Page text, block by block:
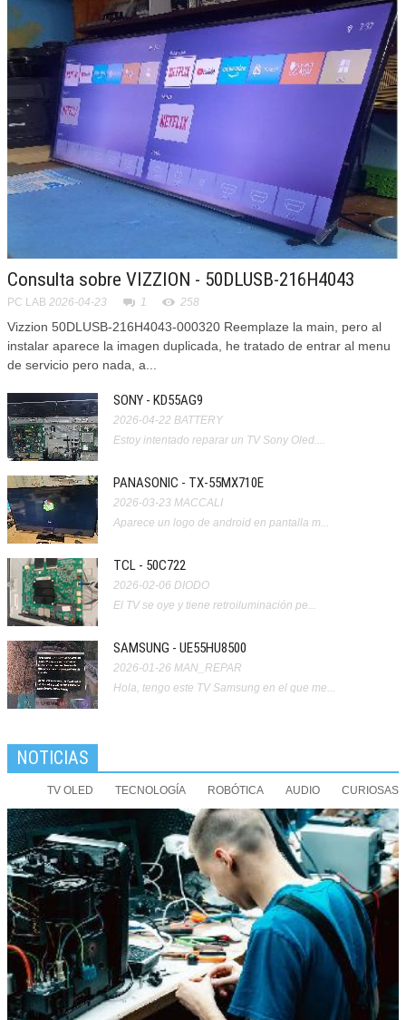
Consulta sobre VIZZION - 50DLUSB-216H4043
PC LAB 2026-04-23 1 258
Vizzion 50DLUSB-216H4043-000320 Reemplaze la main, pero al
instalar aparece la imagen duplicada, he tratado de entrar al menu
de servicio pero nada, a...
SONY - KD55AG9
2026-04-22 BATTERY
Estoy intentado reparar un TV Sony Oled....
PANASONIC - TX-55MX710E
2026-03-23 MACCALI
Aparece un logo de android en pantalla m...
TCL - 50C722
2026-02-06 DIODO
El TV se oye y tiene retroiluminación pe...
SAMSUNG - UE55HU8500
2026-01-26 MAN_REPAR
Hola, tengo este TV Samsung en el que me...
NOTICIAS
TV OLED TECNOLOGÍA ROBÓTICA AUDIO CURIOSAS